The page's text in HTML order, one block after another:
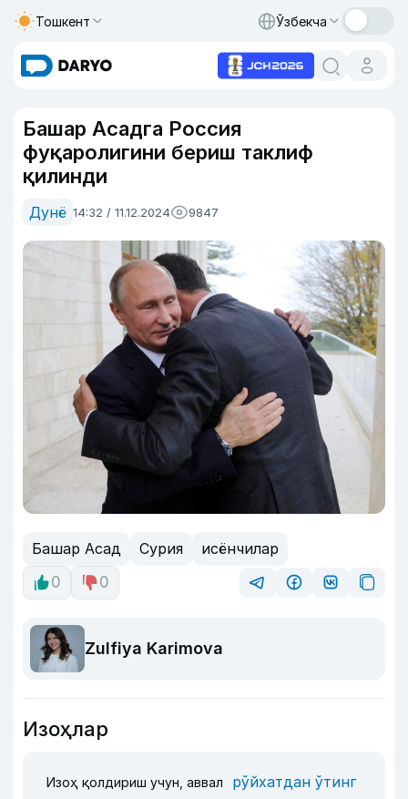
Тошкент Ўзбекча
Башар Асадга Россия
фуқаролигини бериш таклиф
қилинди
Дунё 14:32 / 11.12.2024 9847
Башар Асад Сурия
исёнчилар
0
0
Zulfiya Karimova
Изоҳлар
Изоҳ қолдириш учун, аввал рўйхатдан ўтинг